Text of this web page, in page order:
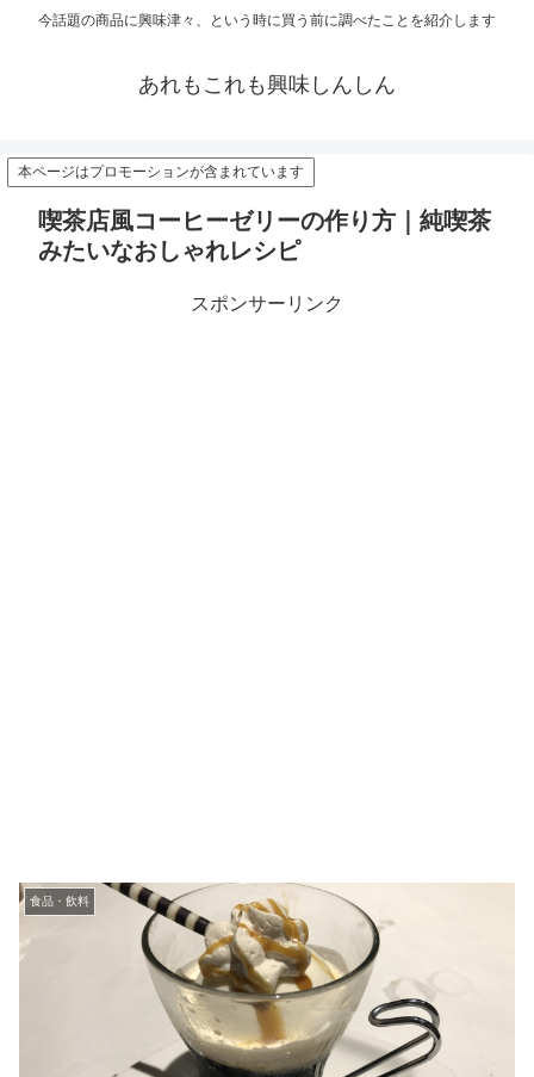
今話題の商品に興味津々、という時に買う前に調べたことを紹介します
あれもこれも興味しんしん
本ページはプロモーションが含まれています
喫茶店風コーヒーゼリーの作り方｜純喫茶
みたいなおしゃれレシピ
スポンサーリンク
食品・飲料